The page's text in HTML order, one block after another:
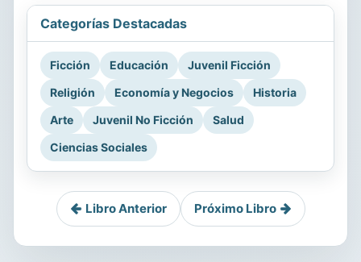
Categorías Destacadas
Ficción Educación
Juvenil Ficción
Religión
Economía y Negocios
Historia
Arte
Juvenil No Ficción
Salud
Ciencias Sociales
Libro Anterior Próximo Libro